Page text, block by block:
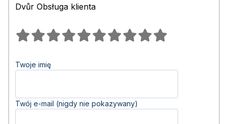
Dvůr Obsługa klienta
Twoje imię
Twój e-mail (nigdy nie pokazywany)